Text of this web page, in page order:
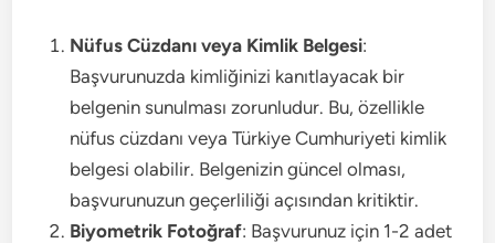
Nüfus Cüzdanı veya Kimlik Belgesi:
Başvurunuzda kimliğinizi kanıtlayacak bir
belgenin sunulması zorunludur. Bu, özellikle
nüfus cüzdanı veya Türkiye Cumhuriyeti kimlik
belgesi olabilir. Belgenizin güncel olması,
başvurunuzun geçerliliği açısından kritiktir.
Biyometrik Fotoğraf: Başvurunuz için 1-2 adet